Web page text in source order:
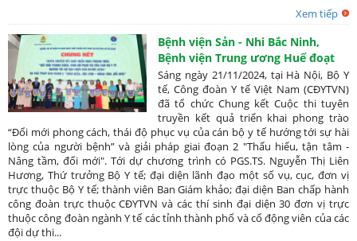
Xem tiếp
Bệnh viện Sản - Nhi Bắc Ninh,
Bệnh viện Trung ương Huế đoạt
giải Nhất chung kết Cuộc thi “Đổi
mới phong cách, thái độ phục vụ
của cán bộ y tế hướng tới sự hài
lòng của người bệnh”
Sáng ngày 21/11/2024, tại Hà Nội, Bộ Y
tế, Công đoàn Y tế Việt Nam (CĐYTVN)
đã tổ chức Chung kết Cuộc thi tuyên
truyền kết quả triển khai phong trào
“Đổi mới phong cách, thái độ phục vụ của cán bộ y tế hướng tới sự hài
lòng của người bệnh” và giải pháp giai đoạn 2 "Thấu hiểu, tận tâm -
Nâng tầm, đổi mới". Tới dự chương trình có PGS.TS. Nguyễn Thị Liên
Hương, Thứ trưởng Bộ Y tế; đại diện lãnh đạo một số vụ, cục, đơn vị
trực thuộc Bộ Y tế; thành viên Ban Giám khảo; đại diện Ban chấp hành
công đoàn trực thuộc CĐYTVN và các thí sinh đại diện 30 đơn vị trực
thuộc công đoàn ngành Y tế các tỉnh thành phố và cổ động viên của các
đội dự thi...